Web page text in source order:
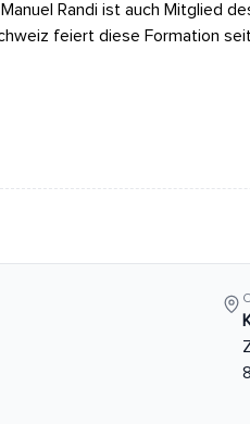
Randi ist auch Mitglied
feiert diese Formation